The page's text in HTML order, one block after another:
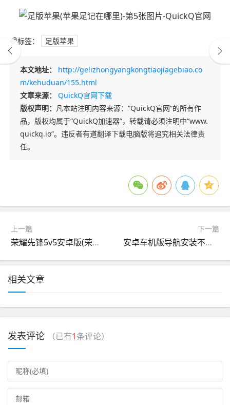
标签： 足版苹果
本文地址：
http://gelizhongyangkongtiaojiagebiao.co
m/kehuduan/155.html
文章来源：
QuickQ官网下载
版权声明： 凡本站注明内容来源：“QuickQ官网”的所有作
品，版权均属于“QuickQ加速器”，转载请必须注明中“www.
quickq.io”。违反者有道翻译下载电脑版将追究相关法律责
任。
上一篇
荣耀先锋5v5安卓版(荣耀先锋5v5安卓版下载安装)
下一篇
安卓车机版导航安装不了(安卓大屏导航仪app安装不了)
相关文章
发表评论 （已有1条评论）